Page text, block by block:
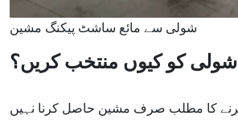
شولی سے مائع ساشٹ پیکنگ مشین
شولی کو کیوں منتخب کریں؟